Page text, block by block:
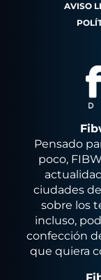
AVISO
Pensado
poco,
ciudades
sobre los
incluso,
confección
que quiera